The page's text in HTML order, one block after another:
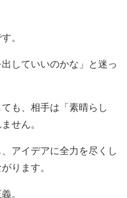
。
していいのかな」と迷っ
も、相手は「素晴らし
せん。
アイデアに全力を尽くし
ります。
。